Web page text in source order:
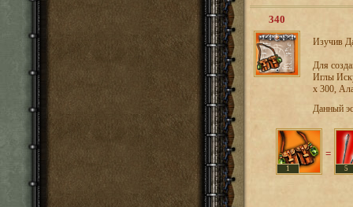
340
Изучив
Для
Иглы
x 300,
Данный
1
=
5